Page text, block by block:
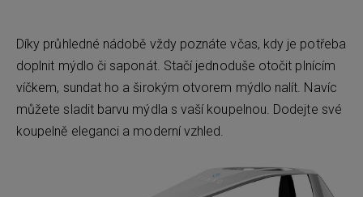
Díky průhledné nádobě vždy poznáte včas, kdy je potřeba
doplnit mýdlo či saponát. Stačí jednoduše otočit plnícím
víčkem, sundat ho a širokým otvorem mýdlo nalít. Navíc
můžete sladit barvu mýdla s vaší koupelnou. Dodejte své
koupelně eleganci a moderní vzhled.